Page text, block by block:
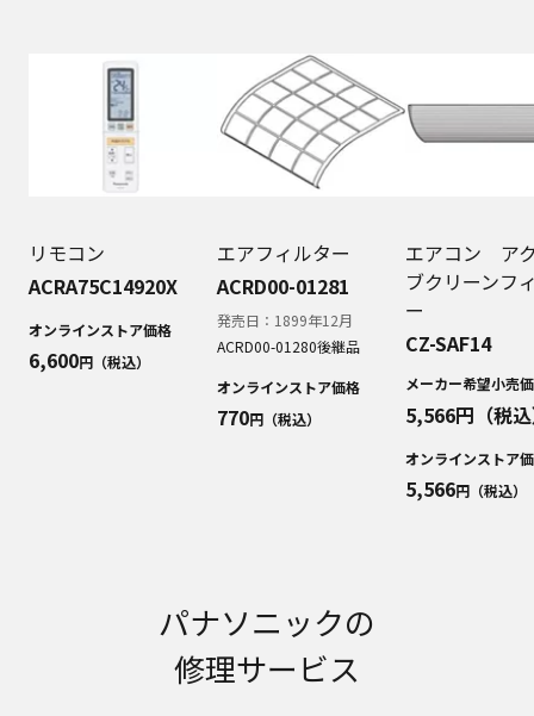
る場合があります。本ウェブサイトに公開されて
いる取扱説明書の内容とお手持ちの商品の仕様に
相違がある場合は、ご購入店、お近くの当社商品
の取扱店、または当社サービス会社に直接お問い
合わせください。また、商品に同梱される取扱説
明書が改訂されている場合、当社の選択により、
し、本ウェブサイトに公開されている取扱説明書
は、商品本体に同梱する取扱説明書の変更の度に
修正・更新するものではありません。
商品には、取扱説明書を補足する操作ガイドなど
の印刷物が同梱されていることがありますが、本
ウェブサイトではそれらの印刷物は公開しており
ませんことをご了承ください。
商品ご使用時の安全上のご注意については、取扱
規制などの変化に応じて変更する場合がありま
す。お手持ちの商品に関し、本ウェブサイトに公
開されている取扱説明書に記載の安全上のご注意
リモコン
ACRA75C14920X
オンラインストア価格
6,600円（税込）
エアフィルター
ACRD00-01281
発売日： 1899年12月
ACRD00-01280後継品
オンラインストア価格
770円（税込）
エアコン ア
ブクリーンフ
ー
CZ-SAF14
メーカー希望小売
5,566円（税
オンラインストア
5,566円（税込）
パナソニックの
修理サービス